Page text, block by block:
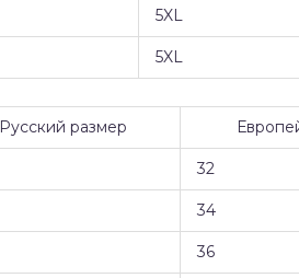
5XL
5XL
Русский размер
32
34
36